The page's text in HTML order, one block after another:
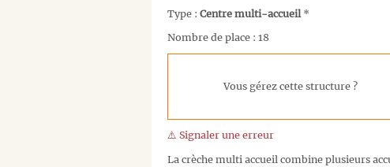
Type : Centre multi-accueil *
Nombre de place : 18
Vous gérez cette structure ?
⚠️ Signaler une erreur
La crèche multi accueil combine plusieurs